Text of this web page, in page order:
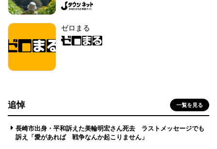
ゼロまる
追悼 一覧を見る
長崎市出身・平和訴えた美輪明宏さん死去 ラストメッセージでも
訴え「愛があれば 戦争なんか起こりません」